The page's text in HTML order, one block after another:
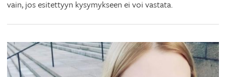
vain, jos esitettyyn kysymykseen ei voi vastata.